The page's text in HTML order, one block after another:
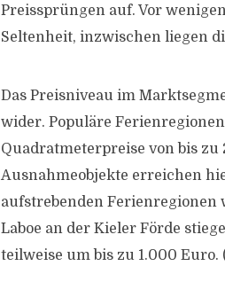
Preissprüngen auf. Vor
Seltenheit, inzwischen liegen
Das Preisniveau im
wider. Populäre
Quadratmeterpreise von bis zu
Ausnahmeobjekte erreichen
aufstrebenden Ferienregionen
Laboe an der Kieler Förde
teilweise um bis zu 1.000 Euro. (